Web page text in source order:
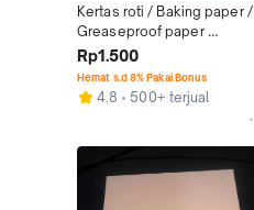
Kertas roti / Baking paper /
Greaseproof paper
37x100cm I 32gr
Rp1.500
Hemat s.d 8% Pakai Bonus
4.8 500+ terjual